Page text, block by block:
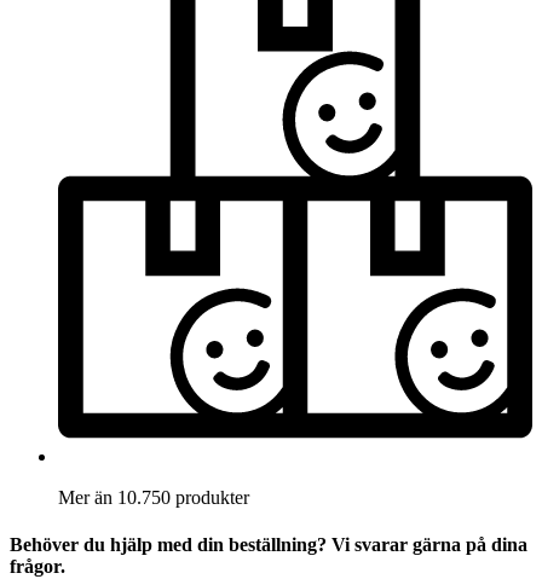
Mer än 10.750 produkter
Behöver du hjälp med din beställning? Vi svarar gärna på dina
frågor.